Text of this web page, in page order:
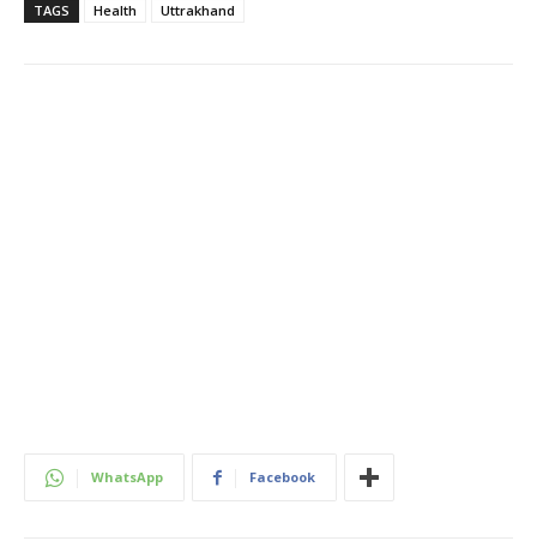
TAGS Health Uttrakhand
WhatsApp Facebook